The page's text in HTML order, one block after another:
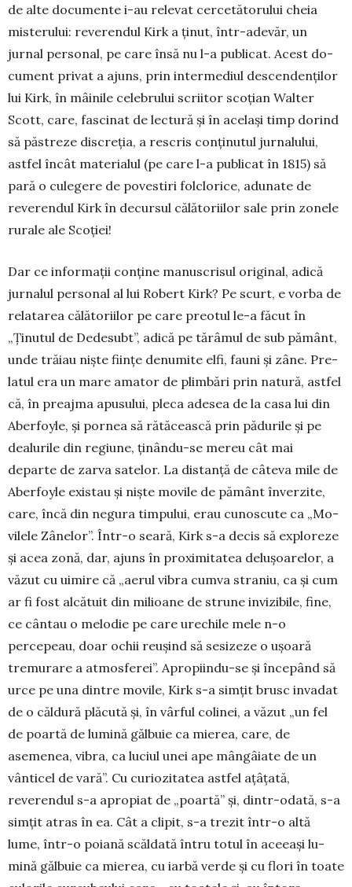
de alte documente i-au relevat cer­cetătorului che­ia
mis­te­ru­lui: reve­rendul Kirk a ținut, într-adevăr, un
jurnal per­so­nal, pe care însă nu l-a pu­blicat. Acest do­
cument pri­vat a ajuns, prin in­ter­me­diul des­cen­den­ților
lui Kirk, în mâi­nile celebrului scriitor scoțian Walter
Scott, care, fascinat de lectură și în același timp dorind
să păs­treze discreția, a rescris conținutul jurnalului,
astfel încât materialul (pe care l-a publicat în 1815) să
pară o culegere de povestiri folclorice, adunate de
reverendul Kirk în decursul călătoriilor sale prin zonele
rurale ale Sco­ției!
Dar ce informații conține manuscrisul original, adică
jurnalul personal al lui Robert Kirk? Pe scurt, e vorba de
relatarea călătoriilor pe care preotul le-a făcut în
„Ținutul de Dedesubt”, adică pe tărâmul de sub pământ,
unde trăiau niște ființe denumite elfi, fauni și zâne. Pre­
latul era un mare amator de plim­bări prin natură, astfel
că, în preajma apusu­lui, pleca adesea de la casa lui din
Aber­foyle, și pornea să rătăcească prin pădu­rile și pe
dealurile din regiune, ținându-se mereu cât mai
departe de zarva satelor. La distanță de câteva mile de
Aberfoyle exis­tau și niște movile de pământ înverzite,
care, încă din negura timpului, erau cunoscute ca „Mo­
vilele Zâne­lor”. Într-o seară, Kirk s-a decis să exploreze
și acea zonă, dar, ajuns în proximitatea delu­șoarelor, a
văzut cu uimire că „aerul vibra cumva straniu, ca și cum
ar fi fost alcătuit din milioane de strune invizibile, fine,
ce cântau o melodie pe care urechile mele n-o
percepeau, doar ochii reușind să sesizeze o ușoară
tremurare a atmos­ferei”. Apropiindu-se și înce­pând să
urce pe una dintre mo­vile, Kirk s-a simțit brusc in­vadat
de o căldură plăcută și, în vârful colinei, a văzut „un fel
de poar­tă de lumină gălbuie ca mie­rea, care, de
asemenea, vibra, ca luciul unei ape mângâiate de un
vân­ticel de vară”. Cu curio­zitatea astfel ațâțată,
reverendul s-a apro­piat de „poartă” și, dintr-odată, s-a
simțit atras în ea. Cât a clipit, s-a trezit într-o altă
lume, într-o poiană scăl­dată întru totul în aceeași lu­
mină găl­buie ca mierea, cu iarbă verde și cu flori în toate